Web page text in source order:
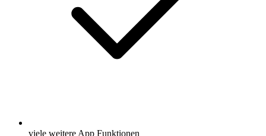
viele weitere App Funktionen